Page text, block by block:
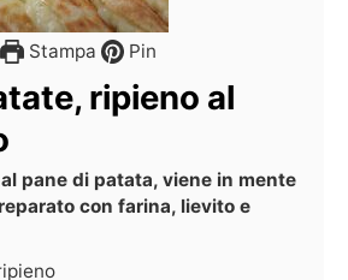
Stampa Pin
ripieno al
pane di patata, viene in mente
con farina, lievito e